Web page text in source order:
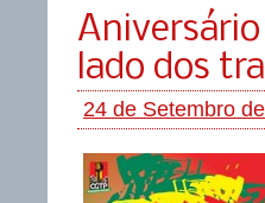
Aniversário
lado dos
24 de Setembro